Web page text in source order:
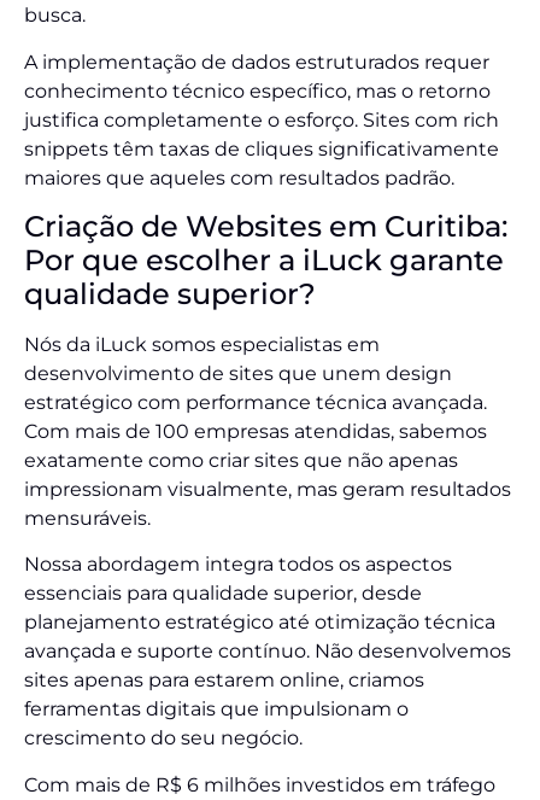
busca.
A implementação de dados estruturados requer
conhecimento técnico específico, mas o retorno
justifica completamente o esforço. Sites com rich
snippets têm taxas de cliques significativamente
maiores que aqueles com resultados padrão.
Criação de Websites em Curitiba:
Por que escolher a iLuck garante
qualidade superior?
Nós da iLuck somos especialistas em
desenvolvimento de sites que unem design
estratégico com performance técnica avançada.
Com mais de 100 empresas atendidas, sabemos
exatamente como criar sites que não apenas
impressionam visualmente, mas geram resultados
mensuráveis.
Nossa abordagem integra todos os aspectos
essenciais para qualidade superior, desde
planejamento estratégico até otimização técnica
avançada e suporte contínuo. Não desenvolvemos
sites apenas para estarem online, criamos
ferramentas digitais que impulsionam o
crescimento do seu negócio.
Com mais de R$ 6 milhões investidos em tráfego